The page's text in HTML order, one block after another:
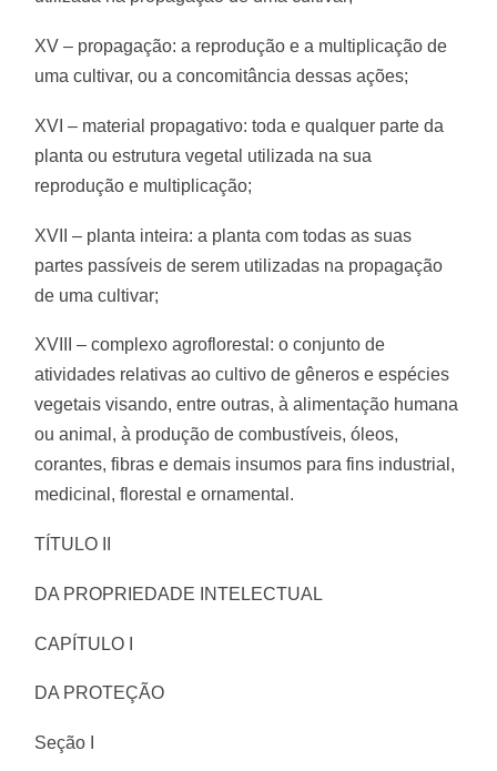
XV – propagação: a reprodução e a multiplicação de
uma cultivar, ou a concomitância dessas ações;
XVI – material propagativo: toda e qualquer parte da
planta ou estrutura vegetal utilizada na sua
reprodução e multiplicação;
XVII – planta inteira: a planta com todas as suas
partes passíveis de serem utilizadas na propagação
de uma cultivar;
XVIII – complexo agroflorestal: o conjunto de
atividades relativas ao cultivo de gêneros e espécies
vegetais visando, entre outras, à alimentação humana
ou animal, à produção de combustíveis, óleos,
corantes, fibras e demais insumos para fins industrial,
medicinal, florestal e ornamental.
TÍTULO II
DA PROPRIEDADE INTELECTUAL
CAPÍTULO I
DA PROTEÇÃO
Seção I